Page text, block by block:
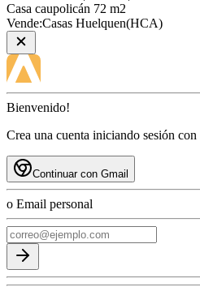
Casa caupolicán 72 m2
Vende:Casas Huelquen(HCA)
Bienvenido!
Crea una cuenta iniciando sesión
Continuar con Gmail
o Email personal